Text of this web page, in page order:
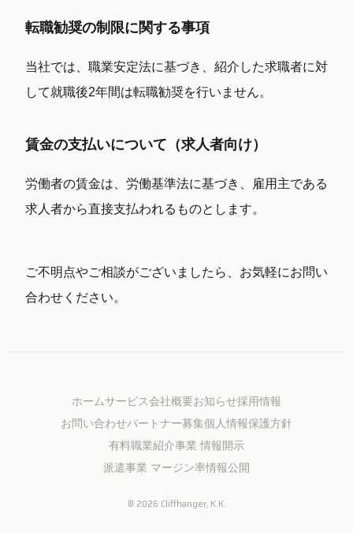
転職勧奨の制限に関する事項
当社では、職業安定法に基づき、紹介した求職者に対
して就職後2年間は転職勧奨を行いません。
賃金の支払いについて（求人者向け）
労働者の賃金は、労働基準法に基づき、雇用主である
求人者から直接支払われるものとします。
ご不明点やご相談がございましたら、お気軽にお問い
合わせください。
ホームサービス会社概要お知らせ採用情報
お問い合わせパートナー募集個人情報保護方針
有料職業紹介事業 情報開示
派遣事業 マージン率情報公開
© 2026 Cliffhanger, K.K.